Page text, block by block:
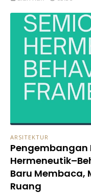
ARSITEKTUR
Pengembangan
Baru Membaca,
Ruang